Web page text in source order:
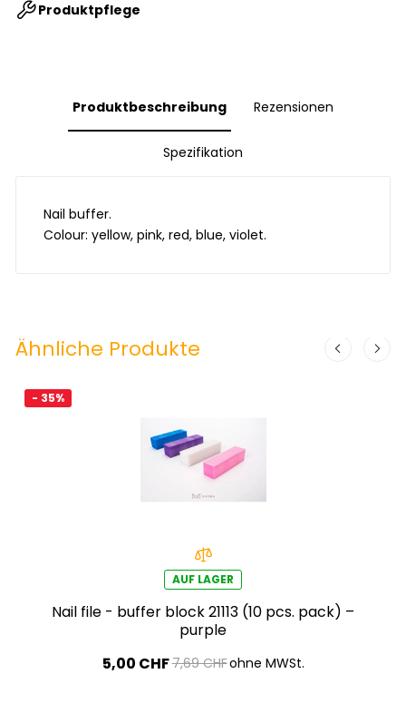
Produktpflege
Produktbeschreibung Rezensionen
Spezifikation
Nail buffer.
Colour: yellow, pink, red, blue, violet.
Ähnliche Produkte
- 35%
AUF LAGER
Nail file - buffer block 21113 (10 pcs. pack) –
purple
5,00 CHF7,69 CHFohne MWSt.